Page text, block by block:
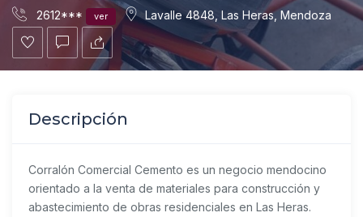
2612***
ver Lavalle 4848, Las Heras, Mendoza
Descripción
Corralón Comercial Cemento es un negocio mendocino
orientado a la venta de materiales para construcción y
abastecimiento de obras residenciales en Las Heras.